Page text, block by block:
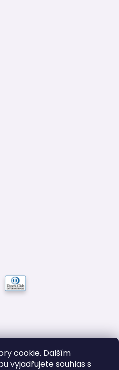
cookie. Dalším
vyjadřujete souhlas s